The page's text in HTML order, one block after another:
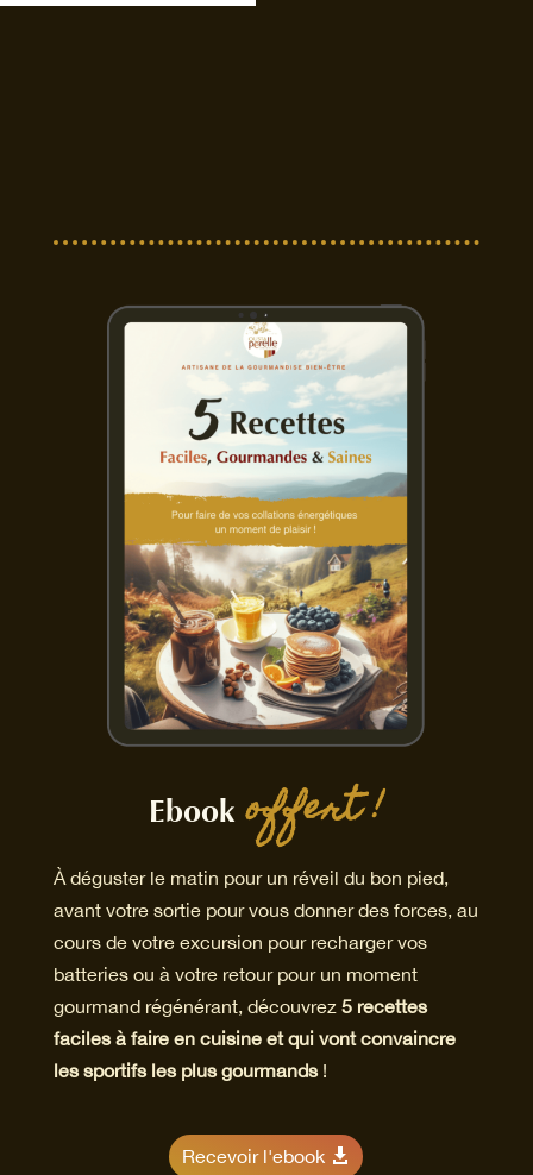
Ebook offert !
À déguster le matin pour un réveil du bon pied,
avant votre sortie pour vous donner des forces, au
cours de votre excursion pour recharger vos
batteries ou à votre retour pour un moment
gourmand régénérant, découvrez 5 recettes
faciles à faire en cuisine et qui vont convaincre
les sportifs les plus gourmands!
Recevoir l'ebook